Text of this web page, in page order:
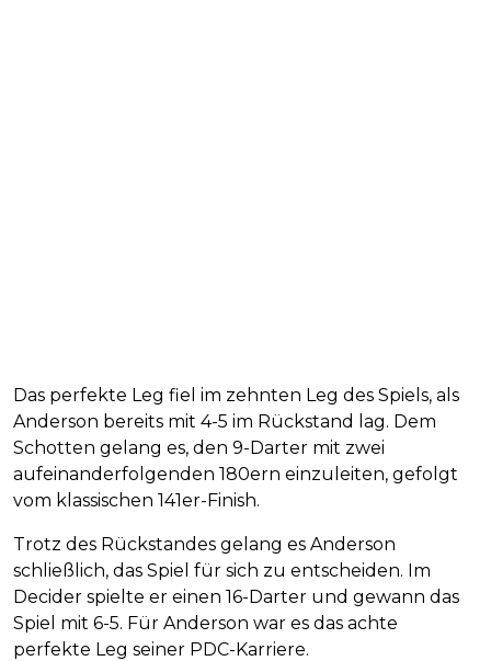
Das perfekte Leg fiel im zehnten Leg des Spiels, als
Anderson bereits mit 4-5 im Rückstand lag. Dem
Schotten gelang es, den 9-Darter mit zwei
aufeinanderfolgenden 180ern einzuleiten, gefolgt
vom klassischen 141er-Finish.
Trotz des Rückstandes gelang es Anderson
schließlich, das Spiel für sich zu entscheiden. Im
Decider spielte er einen 16-Darter und gewann das
Spiel mit 6-5. Für Anderson war es das achte
perfekte Leg seiner PDC-Karriere.